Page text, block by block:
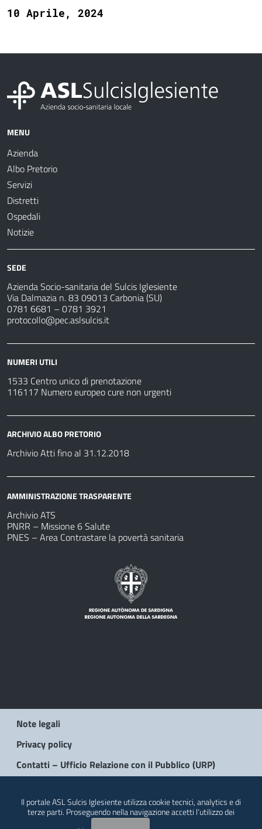
10 Aprile, 2024
MENU
Azienda
Albo Pretorio
Servizi
Distretti
Ospedali
Notizie
SEDE
Azienda Socio-sanitaria del Sulcis Iglesiente
Via Dalmazia n. 83 09013 Carbonia (SU)
0781 6681 – 0781 3921
protocollo@pec.aslsulcis.it
NUMERI UTILI
1533 Centro unico di prenotazione
116117 Numero europeo cure non urgenti
ARCHIVIO ALBO PRETORIO
Archivio Atti fino al 31.12.2018
AMMINISTRAZIONE TRASPARENTE
Archivio ATS
PNRR – Missione 6 Salute
PNES – Area Contrastare la povertà sanitaria
Note legali
Privacy policy
Contatti – Ufficio Relazione con il Pubblico (URP)
Il portale ASL Sulcis Iglesiente utilizza cookie tecnici, analytics e di
terze parti. Proseguendo nella navigazione accetti l’utilizzo dei